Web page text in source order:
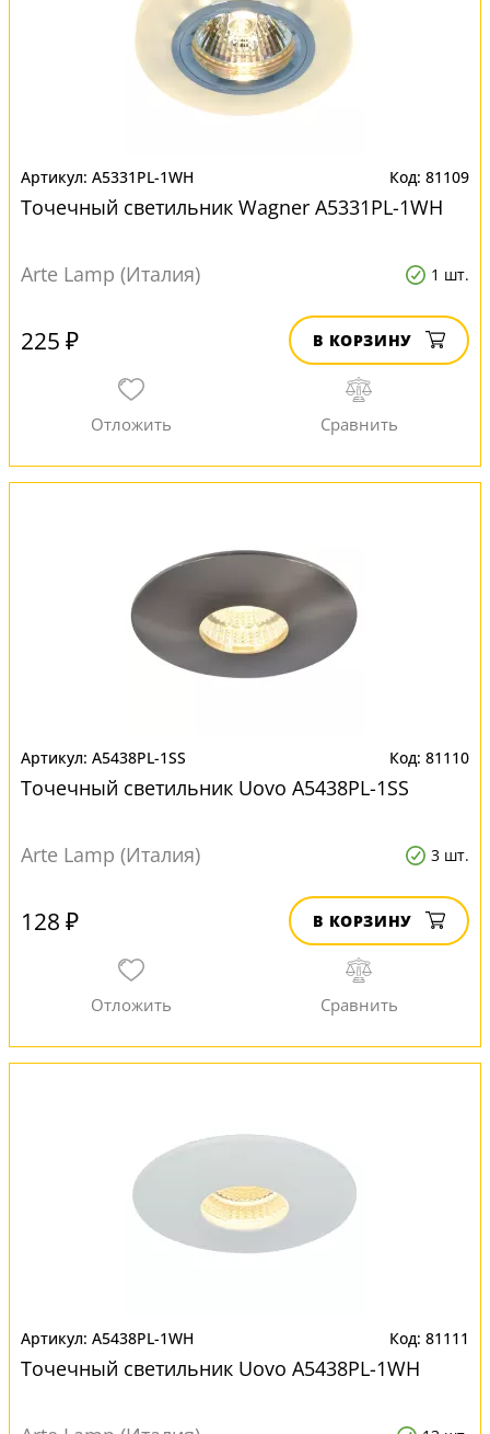
A5331PL-1WH 81109
Точечный светильник Wagner A5331PL-1WH
Arte Lamp (Италия) 1 шт.
225 ₽ В КОРЗИНУ
A5438PL-1SS 81110
Точечный светильник Uovo A5438PL-1SS
Arte Lamp (Италия) 3 шт.
128 ₽ В КОРЗИНУ
A5438PL-1WH 81111
Точечный светильник Uovo A5438PL-1WH